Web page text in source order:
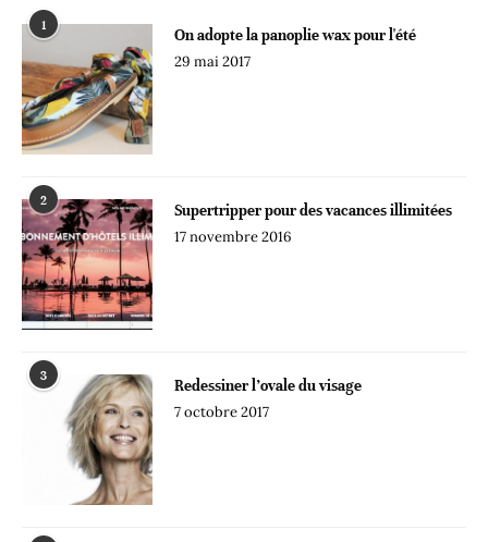
1
On adopte la panoplie wax pour l'été
29 mai 2017
2
Supertripper pour des vacances illimitées
17 novembre 2016
3
Redessiner l’ovale du visage
7 octobre 2017